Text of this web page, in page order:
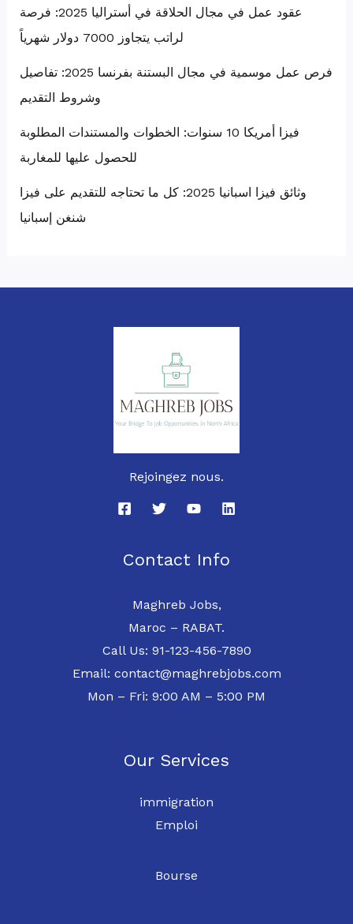
عقود عمل في مجال الحلاقة في أستراليا 2025: فرصة
لراتب يتجاوز 7000 دولار شهرياً
فرص عمل موسمية في مجال البستنة بفرنسا 2025: تفاصيل
وشروط التقديم
فيزا أمريكا 10 سنوات: الخطوات والمستندات المطلوبة
للحصول عليها للمغاربة
وثائق فيزا اسبانيا 2025: كل ما تحتاجه للتقديم على فيزا
شنغن إسبانيا
Rejoingez nous.
Contact Info
Maghreb Jobs,
Maroc – RABAT.
Call Us: 91-123-456-7890
Email: contact@maghrebjobs.com
Mon – Fri: 9:00 AM – 5:00 PM
Our Services
immigration
Emploi
Bourse